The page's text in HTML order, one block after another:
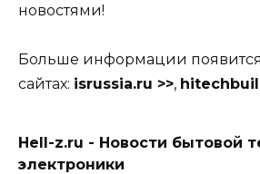
новостями!
Больше информации
сайтах: isrussia.ru >>,
Hell-z.ru - Новости бытовой
электроники